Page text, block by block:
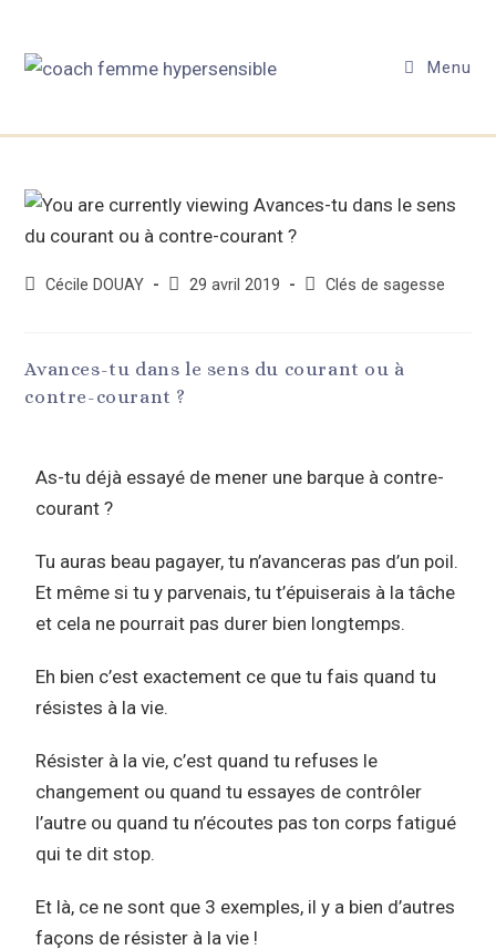
Menu
Cécile DOUAY 29 avril 2019 Clés de sagesse
Avances-tu dans le sens du courant ou à
contre-courant ?
As-tu déjà essayé de mener une barque à contre-
courant ?
Tu auras beau pagayer, tu n’avanceras pas d’un poil.
Et même si tu y parvenais, tu t’épuiserais à la tâche
et cela ne pourrait pas durer bien longtemps.
Eh bien c’est exactement ce que tu fais quand tu
résistes à la vie.
Résister à la vie, c’est quand tu refuses le
changement ou quand tu essayes de contrôler
l’autre ou quand tu n’écoutes pas ton corps fatigué
qui te dit stop.
Et là, ce ne sont que 3 exemples, il y a bien d’autres
façons de résister à la vie !